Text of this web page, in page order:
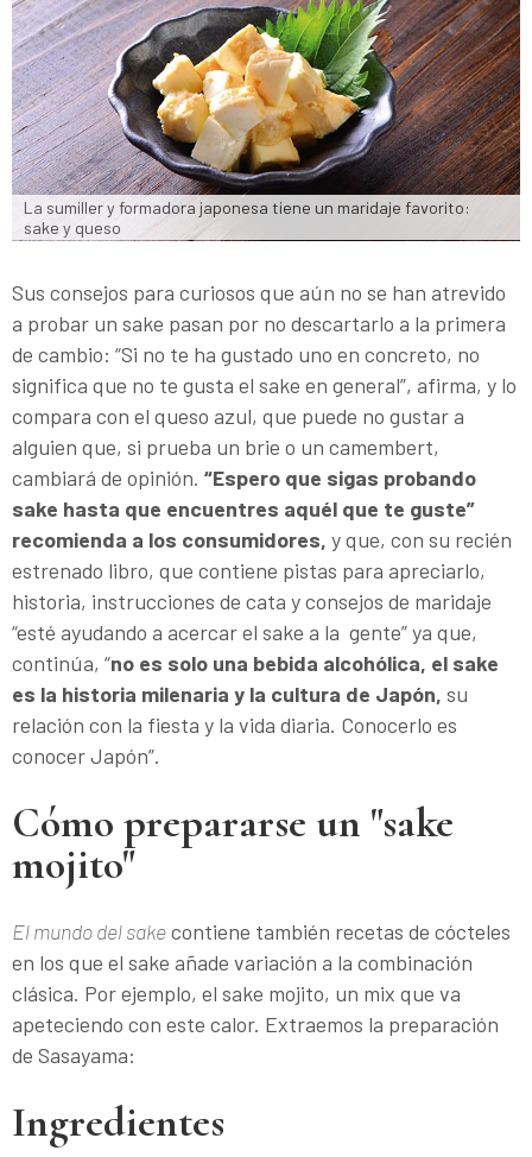
La sumiller y formadora japonesa tiene un maridaje favorito:
sake y queso
Sus consejos para curiosos que aún no se han atrevido
a probar un sake pasan por no descartarlo a la primera
de cambio: “Si no te ha gustado uno en concreto, no
significa que no te gusta el sake en general”, afirma, y lo
compara con el queso azul, que puede no gustar a
alguien que, si prueba un brie o un camembert,
cambiará de opinión. “Espero que sigas probando
sake hasta que encuentres aquél que te guste”
recomienda a los consumidores, y que, con su recién
estrenado libro, que contiene pistas para apreciarlo,
historia, instrucciones de cata y consejos de maridaje
“esté ayudando a acercar el sake a la gente” ya que,
continúa, “no es solo una bebida alcohólica, el sake
es la historia milenaria y la cultura de Japón, su
relación con la fiesta y la vida diaria. Conocerlo es
conocer Japón”.
Cómo prepararse un "sake
mojito"
El mundo del sakecontiene también recetas de cócteles
en los que el sake añade variación a la combinación
clásica. Por ejemplo, el sake mojito, un mix que va
apeteciendo con este calor. Extraemos la preparación
de Sasayama:
Ingredientes